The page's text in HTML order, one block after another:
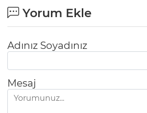
Yorum Ekle
Adınız Soyadınız
Mesaj